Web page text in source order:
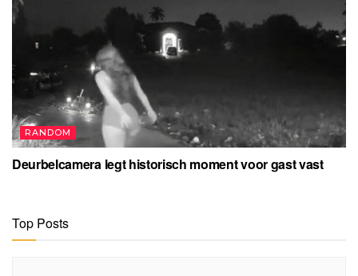
RANDOM
Deurbelcamera legt historisch moment voor gast vast
Top Posts